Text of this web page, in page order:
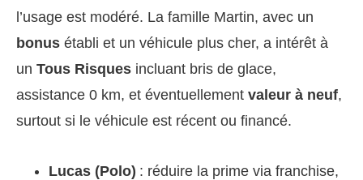
l’usage est modéré. La famille Martin, avec un
bonus établi et un véhicule plus cher, a intérêt à
un Tous Risques incluant bris de glace,
assistance 0 km, et éventuellement valeur à neuf,
surtout si le véhicule est récent ou financé.
Lucas (Polo) : réduire la prime via franchise,